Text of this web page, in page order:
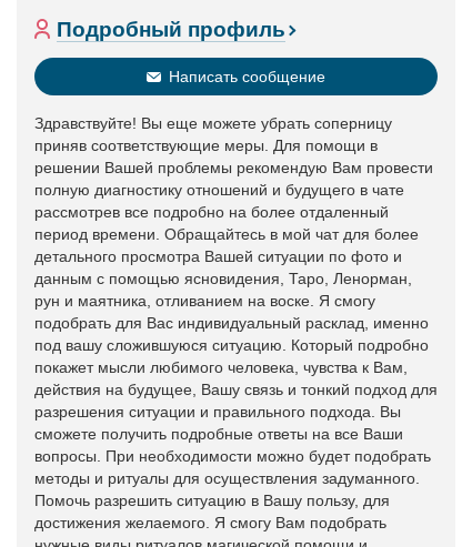
Подробный профиль
Написать сообщение
Здравствуйте! Вы еще можете убрать соперницу
приняв соответствующие меры. Для помощи в
решении Вашей проблемы рекомендую Вам провести
полную диагностику отношений и будущего в чате
рассмотрев все подробно на более отдаленный
период времени. Обращайтесь в мой чат для более
детального просмотра Вашей ситуации по фото и
данным с помощью ясновидения, Таро, Ленорман,
рун и маятника, отливанием на воске. Я смогу
подобрать для Вас индивидуальный расклад, именно
под вашу сложившуюся ситуацию. Который подробно
покажет мысли любимого человека, чувства к Вам,
действия на будущее, Вашу связь и тонкий подход для
разрешения ситуации и правильного подхода. Вы
сможете получить подробные ответы на все Ваши
вопросы. При необходимости можно будет подобрать
методы и ритуалы для осуществления задуманного.
Помочь разрешить ситуацию в Вашу пользу, для
достижения желаемого. Я смогу Вам подобрать